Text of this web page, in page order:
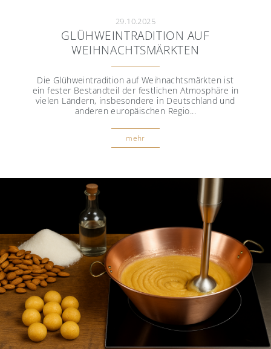
29.10.2025
GLÜHWEINTRADITION AUF
WEIHNACHTSMÄRKTEN
Die Glühweintradition auf Weihnachtsmärkten ist
ein fester Bestandteil der festlichen Atmosphäre in
vielen Ländern, insbesondere in Deutschland und
anderen europäischen Regio...
mehr